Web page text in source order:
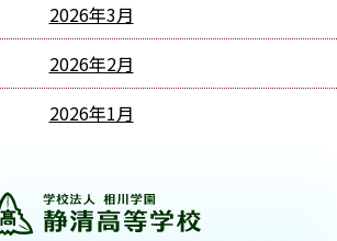
2026年3月
2026年2月
2026年1月